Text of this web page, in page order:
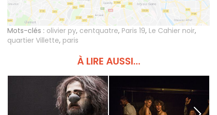
Mots-clés : olivier py, centquatre, Paris 19, Le Cahier noir,
quartier Villette, paris
À LIRE AUSSI...